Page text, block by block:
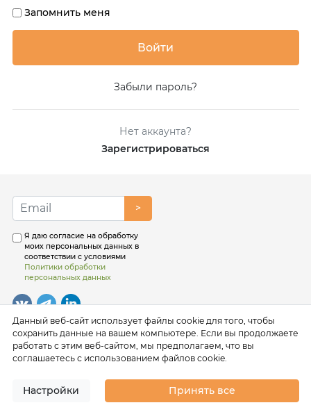
Запомнить меня
Забыли пароль?
Нет аккаунта?
Зарегистрироваться
>
Я даю согласие на обработку
моих персональных данных в
соответствии с условиями
Политики обработки
персональных данных
Данный веб-сайт использует файлы cookie для того, чтобы
сохранить данные на вашем компьютере. Если вы продолжаете
работать с этим веб-сайтом, мы предполагаем, что вы
соглашаетесь с использованием файлов cookie.
Настройки Принять все